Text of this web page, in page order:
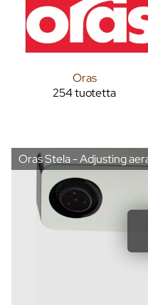
Oras
254 tuotetta
Oras Stela - Adjusting